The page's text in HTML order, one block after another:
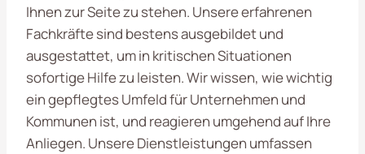
Ihnen zur Seite zu stehen. Unsere erfahrenen
Fachkräfte sind bestens ausgebildet und
ausgestattet, um in kritischen Situationen
sofortige Hilfe zu leisten. Wir wissen, wie wichtig
ein gepflegtes Umfeld für Unternehmen und
Kommunen ist, und reagieren umgehend auf Ihre
Anliegen. Unsere Dienstleistungen umfassen